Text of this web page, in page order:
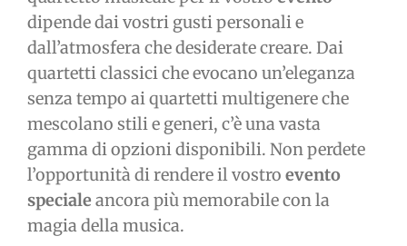
dipende dai vostri gusti personali e
dall’atmosfera che desiderate creare. Dai
quartetti classici che evocano un’eleganza
senza tempo ai quartetti multigenere che
mescolano stili e generi, c’è una vasta
gamma di opzioni disponibili. Non perdete
l’opportunità di rendere il vostro evento
speciale ancora più memorabile con la
magia della musica.